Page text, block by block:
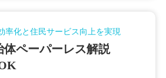
率化と住民サービス向上を実現
体ペーパーレス解説